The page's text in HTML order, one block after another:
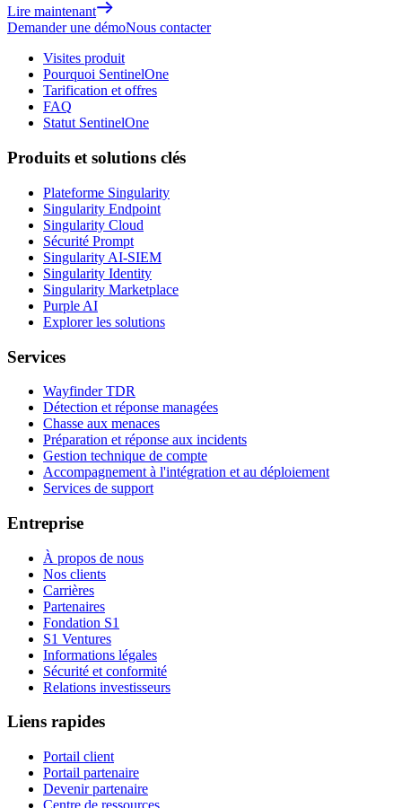
Lire maintenant
Demander une démoNous contacter
Visites produit
Pourquoi SentinelOne
Tarification et offres
FAQ
Statut SentinelOne
Produits et solutions clés
Plateforme Singularity
Singularity Endpoint
Singularity Cloud
Sécurité Prompt
Singularity AI-SIEM
Singularity Identity
Singularity Marketplace
Purple AI
Explorer les solutions
Services
Wayfinder TDR
Détection et réponse managées
Chasse aux menaces
Préparation et réponse aux incidents
Gestion technique de compte
Accompagnement à l'intégration et au déploiement
Services de support
Entreprise
À propos de nous
Nos clients
Carrières
Partenaires
Fondation S1
S1 Ventures
Informations légales
Sécurité et conformité
Relations investisseurs
Liens rapides
Portail client
Portail partenaire
Devenir partenaire